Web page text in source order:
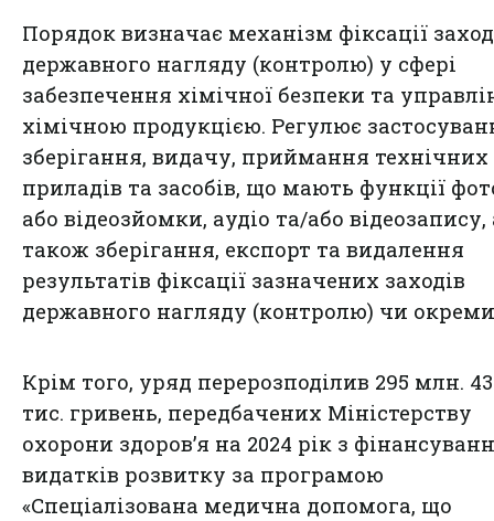
Порядок визначає механізм фіксації
державного нагляду (контролю) у сфері
забезпечення хімічної безпеки та
хімічною продукцією. Регулює
зберігання, видачу, приймання технічних
приладів та засобів, що мають функції
або відеозйомки, аудіо та/або відеозапису,
також зберігання, експорт та видалення
результатів фіксації зазначених заходів
державного нагляду (контролю) чи
Крім того, уряд перерозподілив 295 млн.
тис. гривень, передбачених Міністерству
охорони здоровʼя на 2024 рік з
видатків розвитку за програмою
«Спеціалізована медична допомога, що